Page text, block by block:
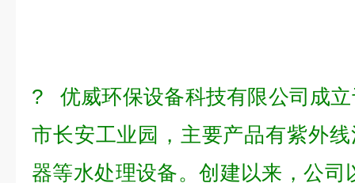
? 优威环保设备科技有限公司成
市长安工业园，主要产品有紫外
器等水处理设备。创建以来，公